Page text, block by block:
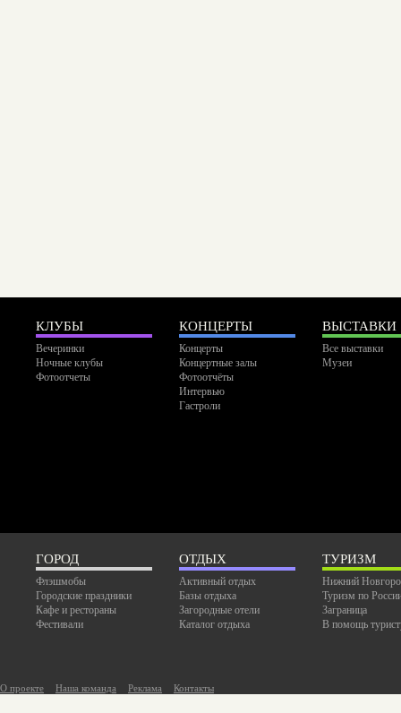
КЛУБЫ
Вечеринки
Ночные клубы
Фотоотчеты
КОНЦЕРТЫ
Концерты
Концертные залы
Фотоотчёты
Интервью
Гастроли
ВЫСТАВКИ
Все выставки
Музеи
ГОРОД
Флэшмобы
Городские праздники
Кафе и рестораны
Фестивали
ОТДЫХ
Активный отдых
Базы отдыха
Загородные отели
Каталог отдыха
ТУРИЗМ
Нижний
Туризм по
Заграница
В помощь
О проекте Наша команда Реклама Контакты